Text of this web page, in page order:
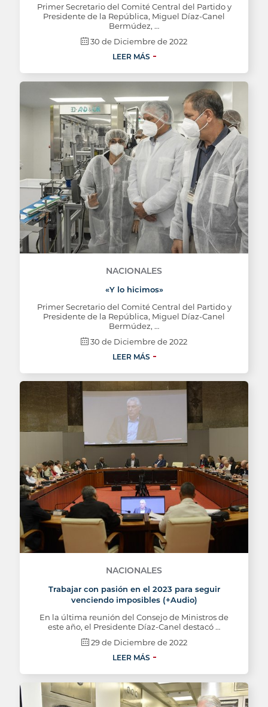
Primer Secretario del Comité Central del Partido y
Presidente de la República, Miguel Díaz-Canel
Bermúdez, …
30 de Diciembre de 2022
LEER MÁS
NACIONALES
«Y lo hicimos»
Primer Secretario del Comité Central del Partido y
Presidente de la República, Miguel Díaz-Canel
Bermúdez, …
30 de Diciembre de 2022
LEER MÁS
NACIONALES
Trabajar con pasión en el 2023 para seguir
venciendo imposibles (+Audio)
En la última reunión del Consejo de Ministros de
este año, el Presidente Díaz-Canel destacó …
29 de Diciembre de 2022
LEER MÁS